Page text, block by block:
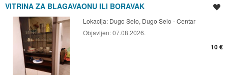
VITRINA ZA BLAGAVAONU ILI BORAVAK
Lokacija: Dugo Selo, Dugo Selo - Centar
Objavljen:07.08.2026.
10 €